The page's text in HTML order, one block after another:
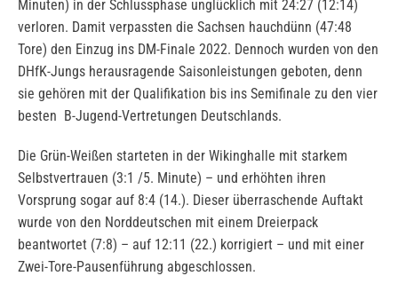
Minuten) in der Schlussphase unglücklich mit 24:27 (12:14)
verloren. Damit verpassten die Sachsen hauchdünn (47:48
Tore) den Einzug ins DM-Finale 2022. Dennoch wurden von den
DHfK-Jungs herausragende Saisonleistungen geboten, denn
sie gehören mit der Qualifikation bis ins Semifinale zu den vier
besten B-Jugend-Vertretungen Deutschlands.
Die Grün-Weißen starteten in der Wikinghalle mit starkem
Selbstvertrauen (3:1 /5. Minute) – und erhöhten ihren
Vorsprung sogar auf 8:4 (14.). Dieser überraschende Auftakt
wurde von den Norddeutschen mit einem Dreierpack
beantwortet (7:8) – auf 12:11 (22.) korrigiert – und mit einer
Zwei-Tore-Pausenführung abgeschlossen.